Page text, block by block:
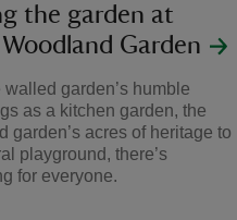
the garden at
Garden
walled garden’s humble
as a kitchen garden, the
garden’s acres of heritage to
playground, there’s
for everyone.